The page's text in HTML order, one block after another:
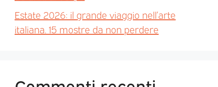
Estate 2026: il grande viaggio nell’arte
italiana. 15 mostre da non perdere